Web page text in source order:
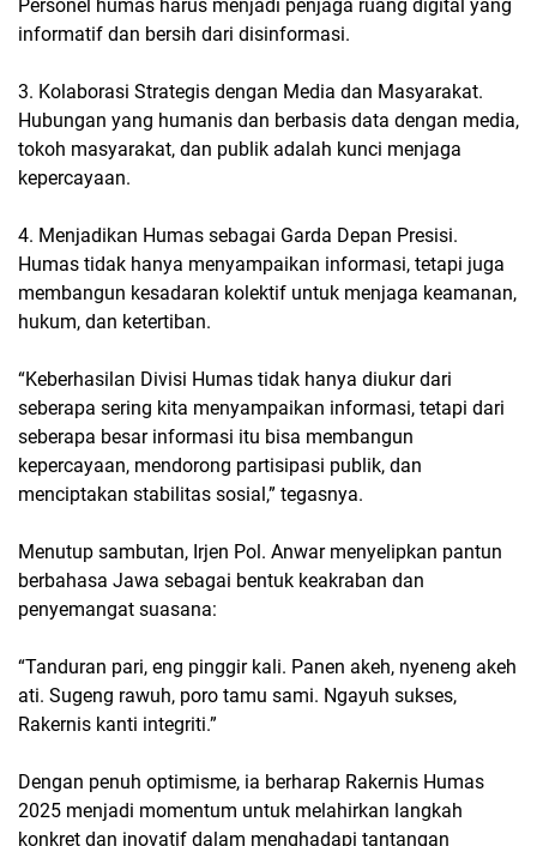
Personel humas harus menjadi penjaga ruang digital yang
informatif dan bersih dari disinformasi.
3. Kolaborasi Strategis dengan Media dan Masyarakat.
Hubungan yang humanis dan berbasis data dengan media,
tokoh masyarakat, dan publik adalah kunci menjaga
kepercayaan.
4. Menjadikan Humas sebagai Garda Depan Presisi.
Humas tidak hanya menyampaikan informasi, tetapi juga
membangun kesadaran kolektif untuk menjaga keamanan,
hukum, dan ketertiban.
“Keberhasilan Divisi Humas tidak hanya diukur dari
seberapa sering kita menyampaikan informasi, tetapi dari
seberapa besar informasi itu bisa membangun
kepercayaan, mendorong partisipasi publik, dan
menciptakan stabilitas sosial,” tegasnya.
Menutup sambutan, Irjen Pol. Anwar menyelipkan pantun
berbahasa Jawa sebagai bentuk keakraban dan
penyemangat suasana:
“Tanduran pari, eng pinggir kali. Panen akeh, nyeneng akeh
ati. Sugeng rawuh, poro tamu sami. Ngayuh sukses,
Rakernis kanti integriti.”
Dengan penuh optimisme, ia berharap Rakernis Humas
2025 menjadi momentum untuk melahirkan langkah
konkret dan inovatif dalam menghadapi tantangan